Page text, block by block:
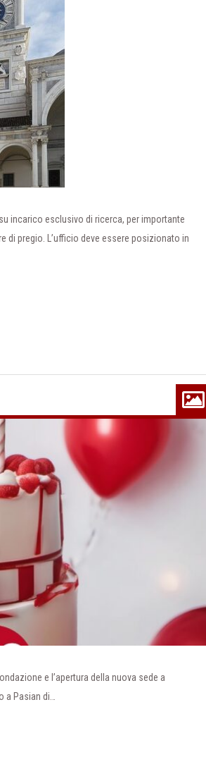
incarico esclusivo di ricerca, per importante
pregio. L’ufficio deve essere posizionato in
e l’apertura della nuova sede a
a Pasian di…